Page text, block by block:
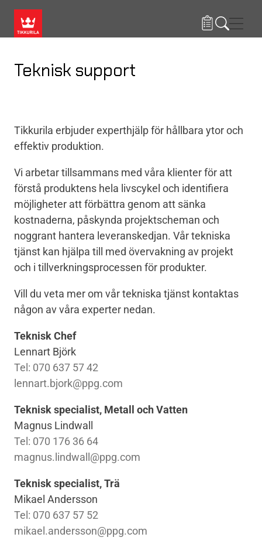
Teknisk support
Tikkurila erbjuder experthjälp för hållbara ytor och
effektiv produktion.
Vi arbetar tillsammans med våra klienter för att
förstå produktens hela livscykel och identifiera
möjligheter att förbättra genom att sänka
kostnaderna, påskynda projektscheman och
noggrant hantera leveranskedjan. Vår tekniska
tjänst kan hjälpa till med övervakning av projekt
och i tillverkningsprocessen för produkter.
Vill du veta mer om vår tekniska tjänst kontaktas
någon av våra experter nedan.
Teknisk Chef
Lennart Björk
Tel: 070 637 57 42
lennart.bjork@ppg.com
Teknisk specialist, Metall och Vatten
Magnus Lindwall
Tel: 070 176 36 64
magnus.lindwall@ppg.com
Teknisk specialist, Trä
Mikael Andersson
Tel: 070 637 57 52
mikael.andersson@ppg.com